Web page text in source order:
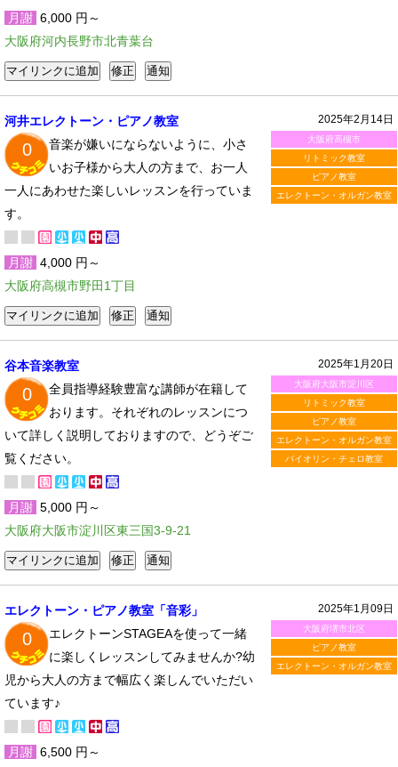
月謝 6,000 円～
大阪府河内長野市北青葉台
2025年2月14日
大阪府高槻市
リトミック教室
ピアノ教室
エレクトーン・オルガン教室
河井エレクトーン・ピアノ教室
0
音楽が嫌いにならないように、小さ
いお子様から大人の方まで、お一人
一人にあわせた楽しいレッスンを行っていま
す。
月謝 4,000 円～
大阪府高槻市野田1丁目
2025年1月20日
大阪府大阪市淀川区
リトミック教室
ピアノ教室
エレクトーン・オルガン教室
バイオリン・チェロ教室
谷本音楽教室
0
全員指導経験豊富な講師が在籍して
おります。それぞれのレッスンにつ
いて詳しく説明しておりますので、どうぞご
覧ください。
月謝 5,000 円～
大阪府大阪市淀川区東三国3-9-21
2025年1月09日
大阪府堺市北区
ピアノ教室
エレクトーン・オルガン教室
エレクトーン・ピアノ教室「音彩」
0
エレクトーンSTAGEAを使って一緒
に楽しくレッスンしてみませんか?幼
児から大人の方まで幅広く楽しんでいただい
ています♪
月謝 6,500 円～